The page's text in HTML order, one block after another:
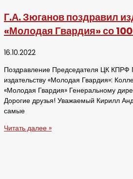
Г.А. Зюганов поздравил
«Молодая Гвардия» со
16.10.2022
Поздравление Председателя ЦК КПРФ
издательству «Молодая Гвардия»:
«Молодая Гвардия» Генеральному
Дорогие друзья! Уважаемый Кирилл
самые
Читать далее »